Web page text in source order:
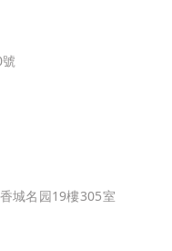
城名园19樓305室